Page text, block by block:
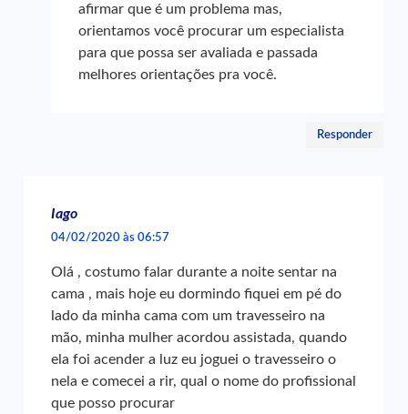
afirmar que é um problema mas,
orientamos você procurar um especialista
para que possa ser avaliada e passada
melhores orientações pra você.
Responder
Iago
04/02/2020 às 06:57
Olá , costumo falar durante a noite sentar na
cama , mais hoje eu dormindo fiquei em pé do
lado da minha cama com um travesseiro na
mão, minha mulher acordou assistada, quando
ela foi acender a luz eu joguei o travesseiro o
nela e comecei a rir, qual o nome do profissional
que posso procurar